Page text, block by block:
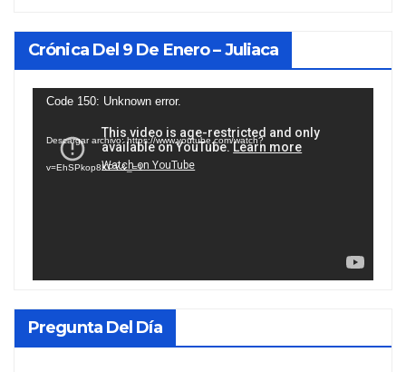
Crónica Del 9 De Enero – Juliaca
Reproductor
vídeo
Code 150: Unknown error.
Descargar archivo: https://www.youtube.com/watch?
v=EhSPkop8KPY&_=1
Pregunta Del Día